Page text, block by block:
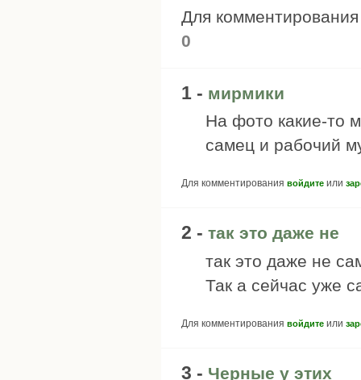
Для
0
1 - мирмики
На фото какие-то
самец и рабочий
Для комментирования войдите или
2 - так это даже не
так это даже не
Так а сейчас уже
Для комментирования войдите или
3 - Черные у этих